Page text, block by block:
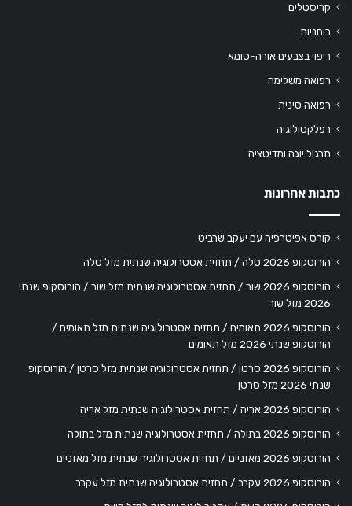
קריסטלים
רוחניות
ריפוי בצבעים אורה-סומא
רפואה משלימה
רפואה סינית
רפלקסולוגיה
תרגול יוגה ומדיטציה
כתבות אחרונות
קורס אפיטרפיה עם יעקב שרביט
הורוסקופ 2026 טלה / תחזית אסטרולוגיה שנתית מזל טלה
הורוסקופ 2026 שור / תחזית אסטרולוגיה שנתית מזל שור / הורוסקופ שנתי
2026 מזל שור
הורוסקופ 2026 תאומים / תחזית אסטרולוגיה שנתית מזל תאומים /
הורוסקופ שנתי 2026 מזל תאומים
הורוסקופ 2026 סרטן / תחזית אסטרולוגיה שנתית מזל סרטן / הורוסקופ
שנתי 2026 מזל סרטן
הורוסקופ 2026 אריה / תחזית אסטרולוגיה שנתית מזל אריה
הורוסקופ 2026 בתולה / תחזית אסטרולוגיה שנתית מזל בתולה
הורוסקופ 2026 מאזניים / תחזית אסטרולוגיה שנתית מזל מאזניים
הורוסקופ 2026 עקרב / תחזית אסטרולוגיה שנתית מזל עקרב